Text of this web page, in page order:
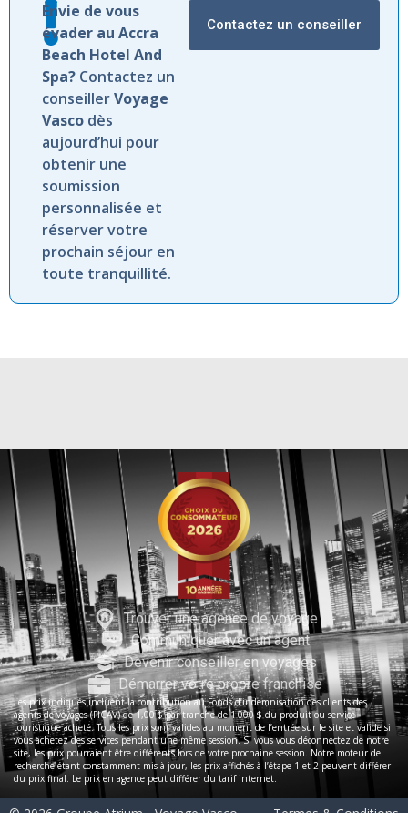
Envie de vous
évader au Accra
Beach Hotel And
Spa?Contactez un
conseillerVoyage
Vascodès
aujourd’hui pour
obtenir une
soumission
personnalisée et
réserver votre
prochain séjour en
toute tranquillité.
Contactez un conseiller
Trouver une agence de voyage
Communiquer avec un agent
Devenir conseiller en voyages
Démarrer votre propre franchise
Les prix indiqués incluent la contribution au Fonds d’indemnisation des clients des
agents de voyages (FICAV) de 1,00 $ par tranche de 1 000 $ du produit ou service
touristique acheté. Tous les prix sont valides au moment de l’entrée sur le site et valide si
vous achetez des services pendant une même session. Si vous vous déconnectez de notre
site, les prix pourraient être différents lors de votre prochaine session. Notre moteur de
recherche étant constamment mis à jour, les prix affichés à l’étape 1 et 2 peuvent différer
du prix final. Le prix en agence peut différer du tarif internet.